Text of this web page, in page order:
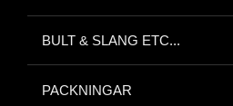
BULT & SLANG ETC...
PACKNINGAR